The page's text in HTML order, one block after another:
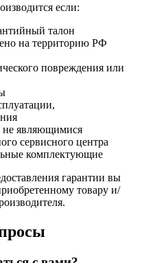
если:
талон
на территорию РФ
повреждения или
не являющимися
сервисного центра
комплектующие
гарантии вы
товару и/